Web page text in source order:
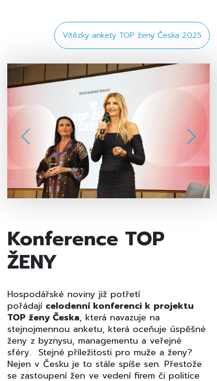
Vítězky ankety TOP ženy Česka 2025
Konference TOP
ŽENY
Hospodářské noviny již potřetí
pořádají celodenní konferenci k projektu
TOP ženy Česka, která navazuje na
stejnojmennou anketu, která oceňuje úspěšné
ženy z byznysu, managementu a veřejné
sféry. Stejné příležitosti pro muže a ženy?
Nejen v Česku je to stále spíše sen. Přestože
se zastoupení žen ve vedení firem či politice